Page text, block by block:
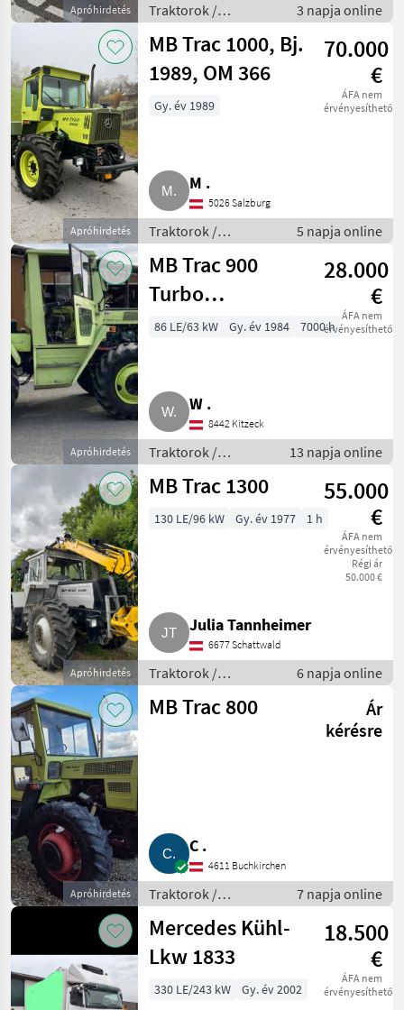
Apróhirdetés
Traktorok /
Hagyományos traktor
3 napja online
Apróhirdetés
MB Trac 1000, Bj.
1989, OM 366
70.000
€
ÁFA nem
érvényesíthető
Gy. év 1989
M .
5026 Salzburg
Traktorok /
Hagyományos traktor
5 napja online
Apróhirdetés
MB Trac 900
Turbo
Mittelschalter
28.000
€
ÁFA nem
érvényesíthető
86 LE/63 kW Gy. év 1984 7000 h
W .
8442 Kitzeck
Traktorok /
Hagyományos
traktor
13 napja online
Apróhirdetés
MB Trac 1300
55.000
€
ÁFA nem
érvényesíthető
Régi ár
50.000 €
130 LE/96 kW Gy. év 1977 1 h
Julia Tannheimer
6677 Schattwald
Traktorok /
Hagyományos traktor
6 napja online
Apróhirdetés
MB Trac 800
Ár
kérésre
C .
4611 Buchkirchen
Traktorok /
Hagyományos traktor
7 napja online
Mercedes Kühl-
Lkw 1833
18.500
€
ÁFA nem
érvényesíthető
330 LE/243 kW Gy. év 2002